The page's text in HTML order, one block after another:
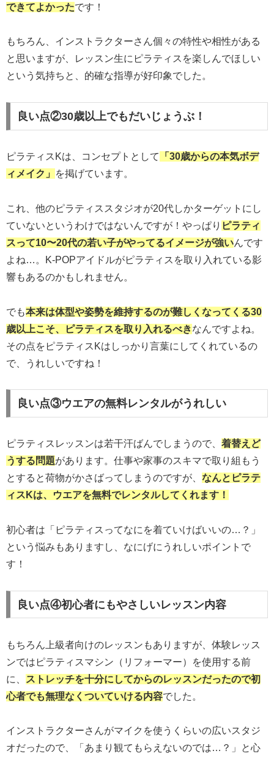
できてよかったです！
もちろん、インストラクターさん個々の特性や相性がある
と思いますが、レッスン生にピラティスを楽しんでほしい
という気持ちと、的確な指導が好印象でした。
良い点②30歳以上でもだいじょうぶ！
ピラティスKは、コンセプトとして
「30歳からの本気ボデ
ィメイク」
を掲げています。
これ、他のピラティススタジオが20代しかターゲットにし
ていないというわけではないんですが！やっぱり ピラティ
スって10〜20代の若い子がやってるイメージが強いんです
よね…。K-POPアイドルがピラティスを取り入れている影
響もあるのかもしれません。
でも本来は体型や姿勢を維持するのが難しくなってくる30
歳以上こそ、ピラティスを取り入れるべきなんですよね。
その点をピラティスKはしっかり言葉にしてくれているの
で、うれしいですね！
良い点③ウエアの無料レンタルがうれしい
ピラティスレッスンは若干汗ばんでしまうので、 着替えど
うする問題があります。仕事や家事のスキマで取り組もう
とすると荷物がかさばってしまうのですが、 なんとピラテ
ィスKは、ウエアを無料でレンタルしてくれます！
初心者は「ピラティスってなにを着ていけばいいの…？」
という悩みもありますし、なにげにうれしいポイントで
す！
良い点④初心者にもやさしいレッスン内容
もちろん上級者向けのレッスンもありますが、体験レッス
ンではピラティスマシン（リフォーマー）を使用する前
に、
ストレッチを十分にしてからのレッスンだったので初
心者でも無理なくついていける内容でした。
インストラクターさんがマイクを使うくらいの広いスタジ
オだったので、「あまり観てもらえないのでは…？」と心